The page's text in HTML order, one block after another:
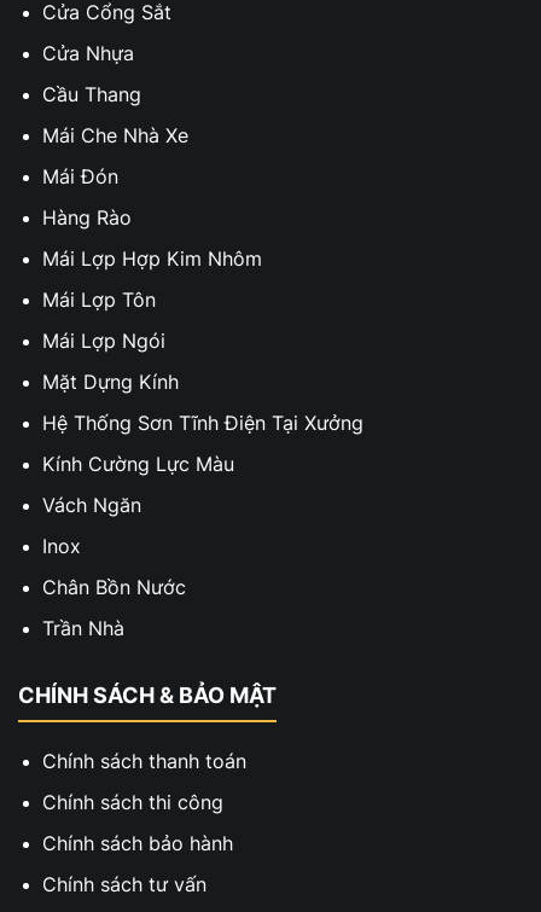
Cửa Cổng Sắt
Cửa Nhựa
Cầu Thang
Mái Che Nhà Xe
Mái Đón
Hàng Rào
Mái Lợp Hợp Kim Nhôm
Mái Lợp Tôn
Mái Lợp Ngói
Mặt Dựng Kính
Hệ Thống Sơn Tĩnh Điện Tại Xưởng
Kính Cường Lực Màu
Vách Ngăn
Inox
Chân Bồn Nước
Trần Nhà
CHÍNH SÁCH & BẢO MẬT
Chính sách thanh toán
Chính sách thi công
Chính sách bảo hành
Chính sách tư vấn